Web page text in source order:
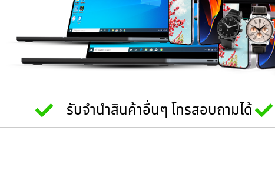
รับจำนำสินค้าอื่นๆ โทรสอบถามได้